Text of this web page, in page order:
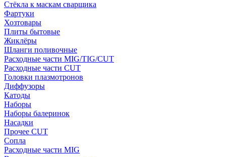
Стёкла к маскам сварщика
Фартуки
Хозтовары
Плиты бытовые
Жиклёры
Шланги поливочные
Расходные части MIG/TIG/CUT
Расходные части CUT
Головки плазмотронов
Диффузоры
Катоды
Наборы
Наборы балеринок
Насадки
Прочее CUT
Сопла
Расходные части MIG